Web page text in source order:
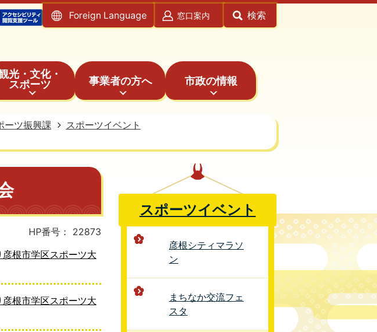
Foreign Language 窓口案内 検索
光・文化・
スポーツ
事業者の方へ 市政の情報
ーツ振興課
スポーツイベント
HP番号：
22873
根市学区スポーツ大
根市学区スポーツ大
スポーツイベント
彦根シティマラソ
ン
まちなか交流フェ
スタ